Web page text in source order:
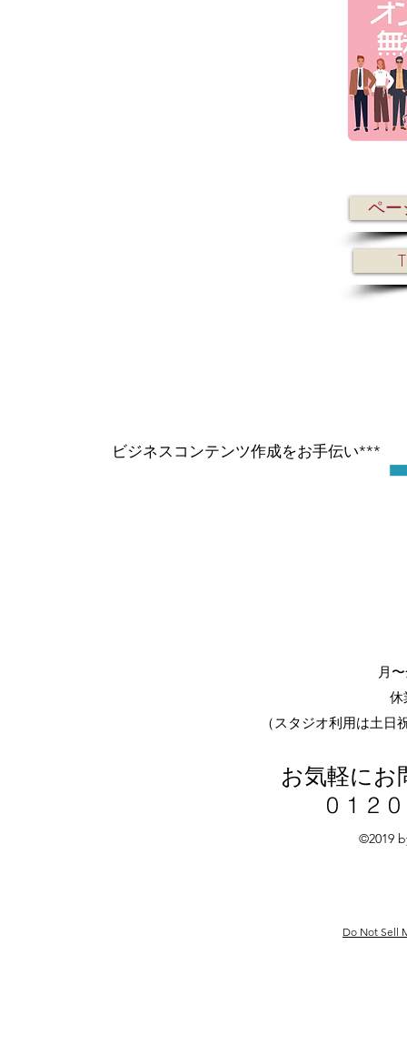
ペ
ビジネスコンテンツ作成をお手伝い***
月
休
（スタジオ利用は土
お気軽にお
©2019
Do Not Sell